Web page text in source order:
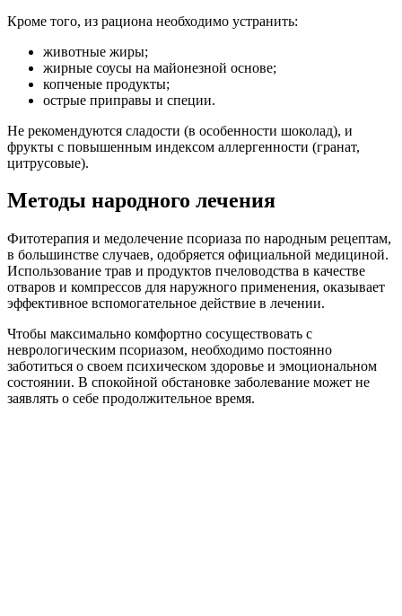
Кроме того, из рациона необходимо устранить:
животные жиры;
жирные соусы на майонезной основе;
копченые продукты;
острые приправы и специи.
Не рекомендуются сладости (в особенности шоколад), и
фрукты с повышенным индексом аллергенности (гранат,
цитрусовые).
Методы народного лечения
Фитотерапия и медолечение псориаза по народным рецептам,
в большинстве случаев, одобряется официальной медициной.
Использование трав и продуктов пчеловодства в качестве
отваров и компрессов для наружного применения, оказывает
эффективное вспомогательное действие в лечении.
Чтобы максимально комфортно сосуществовать с
неврологическим псориазом, необходимо постоянно
заботиться о своем психическом здоровье и эмоциональном
состоянии. В спокойной обстановке заболевание может не
заявлять о себе продолжительное время.